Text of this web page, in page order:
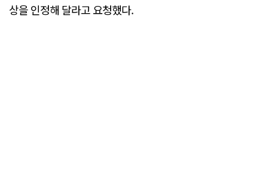
상을 인정해 달라고 요청했다.